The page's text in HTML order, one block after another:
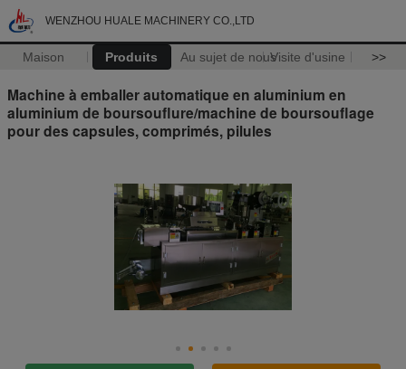
WENZHOU HUALE MACHINERY CO.,LTD
Maison Produits Au sujet de nousVisite d'usine >>
Machine à emballer automatique en aluminium en
aluminium de boursouflure/machine de boursouflage
pour des capsules, comprimés, pilules